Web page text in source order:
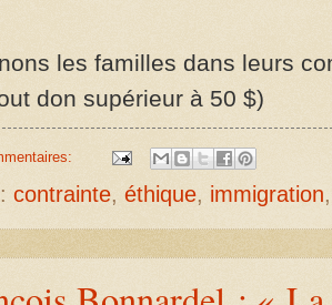
les familles dans leurs
don supérieur à 50 $)
contrainte, éthique, immigration